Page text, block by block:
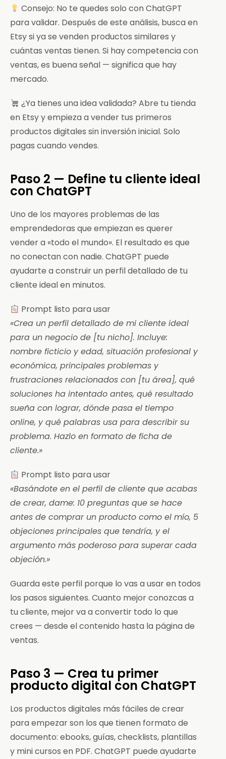
Consejo: No te quedes solo con ChatGPT
para validar. Después de este análisis, busca en
Etsy si ya se venden productos similares y
cuántas ventas tienen. Si hay competencia con
ventas, es buena señal — significa que hay
mercado.
¿Ya tienes una idea validada? Abre tu tienda
en Etsy y empieza a vender tus primeros
productos digitales sin inversión inicial. Solo
pagas cuando vendes.
Paso 2 — Define tu cliente ideal
con ChatGPT
Uno de los mayores problemas de las
emprendedoras que empiezan es querer
vender a «todo el mundo». El resultado es que
no conectan con nadie. ChatGPT puede
ayudarte a construir un perfil detallado de tu
cliente ideal en minutos.
Prompt listo para usar
«Crea un perfil detallado de mi cliente ideal
para un negocio de [tu nicho]. Incluye:
nombre ficticio y edad, situación profesional y
económica, principales problemas y
frustraciones relacionados con [tu área], qué
soluciones ha intentado antes, qué resultado
sueña con lograr, dónde pasa el tiempo
online, y qué palabras usa para describir su
problema. Hazlo en formato de ficha de
cliente.»
Prompt listo para usar
«Basándote en el perfil de cliente que acabas
de crear, dame: 10 preguntas que se hace
antes de comprar un producto como el mío, 5
objeciones principales que tendría, y el
argumento más poderoso para superar cada
objeción.»
Guarda este perfil porque lo vas a usar en todos
los pasos siguientes. Cuanto mejor conozcas a
tu cliente, mejor va a convertir todo lo que
crees — desde el contenido hasta la página de
ventas.
Paso 3 — Crea tu primer
producto digital con ChatGPT
Los productos digitales más fáciles de crear
para empezar son los que tienen formato de
documento: ebooks, guías, checklists, plantillas
y mini cursos en PDF. ChatGPT puede ayudarte